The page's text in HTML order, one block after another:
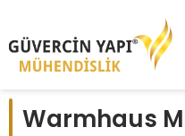
Warmhaus